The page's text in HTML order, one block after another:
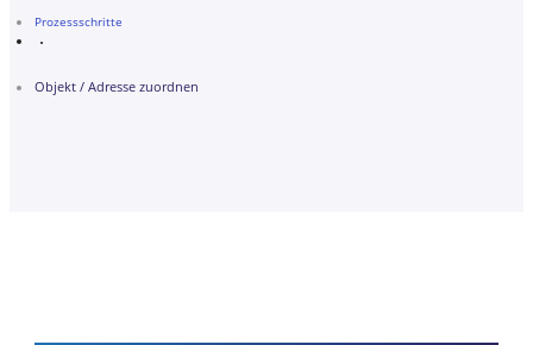
Prozessschritte
Objekt / Adresse zuordnen